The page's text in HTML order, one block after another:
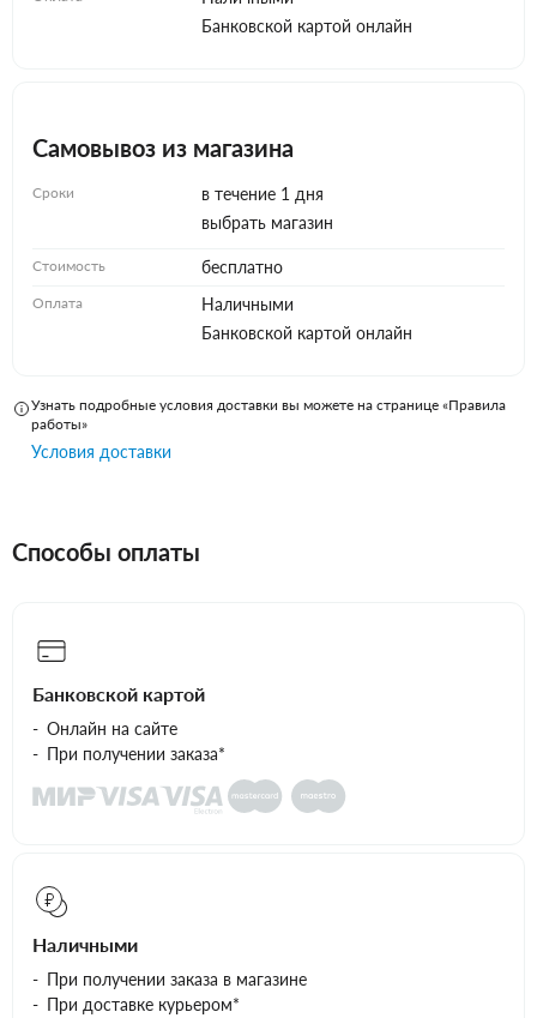
Банковской картой онлайн
Самовывоз из магазина
Сроки
в течение 1 дня
выбрать магазин
Стоимость бесплатно
Оплата
Наличными
Банковской картой онлайн
Узнать подробные условия доставки вы можете на странице «Правила
работы»
Условия доставки
Способы оплаты
Банковской картой
Онлайн на сайте
При получении заказа*
Наличными
При получении заказа в магазине
При доставке курьером*